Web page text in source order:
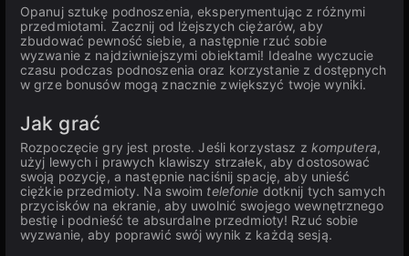
Opanuj sztukę podnoszenia, eksperymentując z różnymi
przedmiotami. Zacznij od lżejszych ciężarów, aby
zbudować pewność siebie, a następnie rzuć sobie
wyzwanie z najdziwniejszymi obiektami! Idealne wyczucie
czasu podczas podnoszenia oraz korzystanie z dostępnych
w grze bonusów mogą znacznie zwiększyć twoje wyniki.
Jak grać
Rozpoczęcie gry jest proste. Jeśli korzystasz z komputera,
użyj lewych i prawych klawiszy strzałek, aby dostosować
swoją pozycję, a następnie naciśnij spację, aby unieść
ciężkie przedmioty. Na swoim telefonie dotknij tych samych
przycisków na ekranie, aby uwolnić swojego wewnętrznego
bestię i podnieść te absurdalne przedmioty! Rzuć sobie
wyzwanie, aby poprawić swój wynik z każdą sesją.